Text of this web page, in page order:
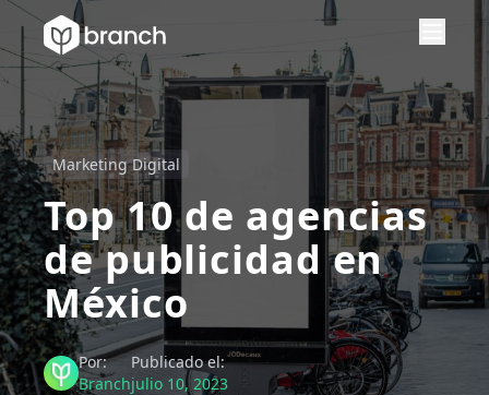
Marketing Digital
Top 10 de agencias
de publicidad en
México
Por:
Branch
Publicado el:
julio 10, 2023